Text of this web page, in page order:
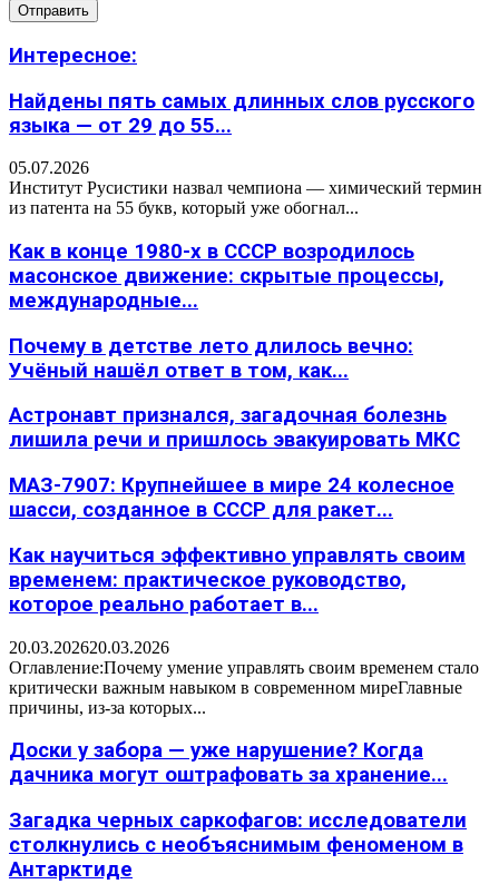
Интересное:
Найдены пять самых длинных слов русского
языка — от 29 до 55...
05.07.2026
Институт Русистики назвал чемпиона — химический термин
из патента на 55 букв, который уже обогнал...
Как в конце 1980-х в СССР возродилось
масонское движение: скрытые процессы,
международные...
Почему в детстве лето длилось вечно:
Учёный нашёл ответ в том, как...
Астронавт признался, загадочная болезнь
лишила речи и пришлось эвакуировать МКС
МАЗ-7907: Крупнейшее в мире 24 колесное
шасси, созданное в СССР для ракет...
Как научиться эффективно управлять своим
временем: практическое руководство,
которое реально работает в...
20.03.202620.03.2026
Оглавление:Почему умение управлять своим временем стало
критически важным навыком в современном миреГлавные
причины, из-за которых...
Доски у забора — уже нарушение? Когда
дачника могут оштрафовать за хранение...
Загадка черных саркофагов: исследователи
столкнулись с необъяснимым феноменом в
Антарктиде